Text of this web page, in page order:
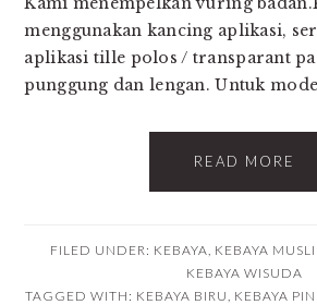
menggunakan kancing aplikasi,
aplikasi tille polos / transparant
punggung dan lengan. Untuk
READ MORE
FILED UNDER: KEBAYA, KEBAYA
KEBAYA WISUDA
TAGGED WITH: KEBAYA BIRU, KEBAYA